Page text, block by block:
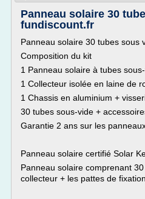
Panneau solaire 30
fundiscount.fr
Panneau solaire 30 tubes sous
Composition du kit
1 Panneau solaire à tubes
1 Collecteur isolée en laine de
1 Chassis en aluminium +
30 tubes sous-vide +
Garantie 2 ans sur les
Panneau solaire certifié Solar
Panneau solaire comprenant
collecteur + les pattes de fixation